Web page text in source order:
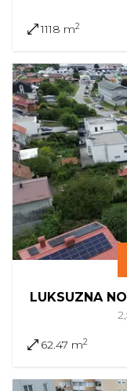
1118 m2
LUKSUZNA
62.47 m2